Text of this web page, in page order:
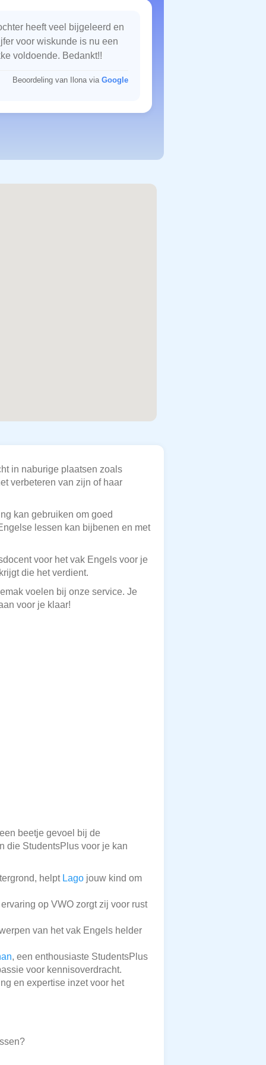
heeft veel bijgeleerd en
voor wiskunde is nu een
voldoende. Bedankt!!
Beoordeling van Ilona via Google
in naburige plaatsen zoals
verbeteren van zijn of haar
kan gebruiken om goed
lessen kan bijbenen en met
voor het vak Engels voor je
die het verdient.
voelen bij onze service. Je
voor je klaar!
beetje gevoel bij de
die StudentsPlus voor je kan
helpt Lago jouw kind om
op VWO zorgt zij voor rust
van het vak Engels helder
, een enthousiaste StudentsPlus
voor kennisoverdracht.
en expertise inzet voor het